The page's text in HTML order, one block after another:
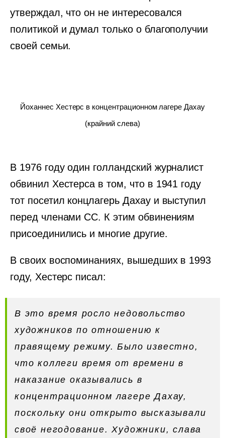
утверждал, что он не интересовался
политикой и думал только о благополучии
своей семьи.
Йоханнес Хестерс в концентрационном лагере Дахау
(крайний слева)
В 1976 году один голландский журналист
обвинил Хестерса в том, что в 1941 году
тот посетил концлагерь Дахау и выступил
перед членами СС. К этим обвинениям
присоединились и многие другие.
В своих воспоминаниях, вышедших в 1993
году, Хестерс писал:
В это время росло недовольство
художников по отношению к
правящему режиму. Было известно,
что коллеги время от времени в
наказание оказывались в
концентрационном лагере Дахау,
поскольку они открыто высказывали
своё негодование. Художники, слава